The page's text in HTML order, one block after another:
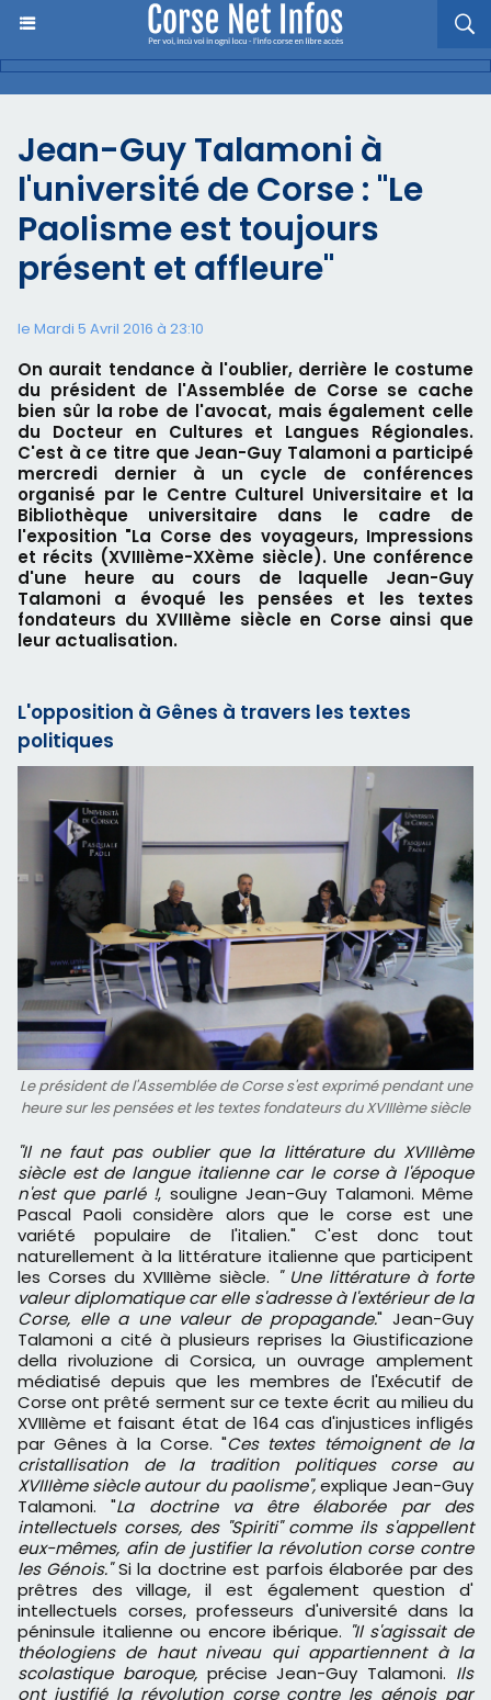
Jean-Guy Talamoni à
l'université de Corse : "Le
Paolisme est toujours
présent et affleure"
le Mardi 5 Avril 2016 à 23:10
On aurait tendance à l'oublier, derrière le costume
du président de l'Assemblée de Corse se cache
bien sûr la robe de l'avocat, mais également celle
du Docteur en Cultures et Langues Régionales.
C'est à ce titre que Jean-Guy Talamoni a participé
mercredi dernier à un cycle de conférences
organisé par le Centre Culturel Universitaire et la
Bibliothèque universitaire dans le cadre de
l'exposition "La Corse des voyageurs, Impressions
et récits (XVIIIème-XXème siècle). Une conférence
d'une heure au cours de laquelle Jean-Guy
Talamoni a évoqué les pensées et les textes
fondateurs du XVIIIème siècle en Corse ainsi que
leur actualisation.
L'opposition à Gênes à travers les textes
politiques
Le président de l'Assemblée de Corse s'est exprimé pendant une
heure sur les pensées et les textes fondateurs du XVIIIème siècle
"Il ne faut pas oublier que la littérature du XVIIIème
siècle est de langue italienne car le corse à l'époque
n'est que parlé !, souligne Jean-Guy Talamoni. Même
Pascal Paoli considère alors que le corse est une
variété populaire de l'italien." C'est donc tout
naturellement à la littérature italienne que participent
les Corses du XVIIIème siècle. " Une littérature à forte
valeur diplomatique car elle s'adresse à l'extérieur de la
Corse, elle a une valeur de propagande." Jean-Guy
Talamoni a cité à plusieurs reprises la Giustificazione
della rivoluzione di Corsica, un ouvrage amplement
médiatisé depuis que les membres de l'Exécutif de
Corse ont prêté serment sur ce texte écrit au milieu du
XVIIIème et faisant état de 164 cas d'injustices infligés
par Gênes à la Corse. "Ces textes témoignent de la
cristallisation de la tradition politiques corse au
XVIIIème siècle autour du paolisme",explique Jean-Guy
Talamoni. "La doctrine va être élaborée par des
intellectuels corses, des "Spiriti" comme ils s'appellent
eux-mêmes, afin de justifier la révolution corse contre
les Génois."Si la doctrine est parfois élaborée par des
prêtres des village, il est également question d'
intellectuels corses, professeurs d'université dans la
péninsule italienne ou encore ibérique. "Il s'agissait de
théologiens de haut niveau qui appartiennent à la
scolastique baroque,précise Jean-Guy Talamoni. Ils
ont justifié la révolution corse contre les génois par